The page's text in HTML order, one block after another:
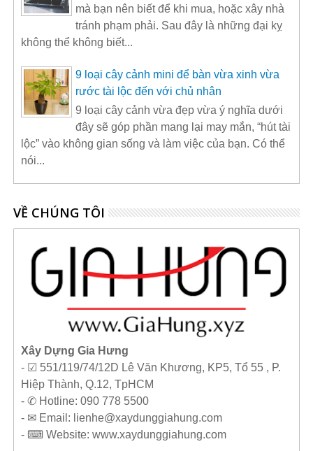
mà bạn nên biết để khi mua, hoặc xây nhà
tránh phạm phải. Sau đây là những đại kỵ
không thể không biết...
9 loại cây cảnh mini để bàn vừa xinh vừa
rước tài lộc đến với chủ nhân
9 loại cây cảnh vừa đẹp vừa ý nghĩa dưới
đây sẽ góp phần mang lại may mắn, “hút tài
lộc” vào không gian sống và làm việc của bạn. Có thể
nói...
VỀ CHÚNG TÔI
Xây Dựng Gia Hưng
- ☑ 551/119/74/12D Lê Văn Khương, KP5, Tổ 55 , P.
Hiệp Thành, Q.12, TpHCM
- ✆ Hotline: 090 778 5500
- ✉ Email: lienhe@xaydunggiahung.com
- ⌨ Website: www.xaydunggiahung.com